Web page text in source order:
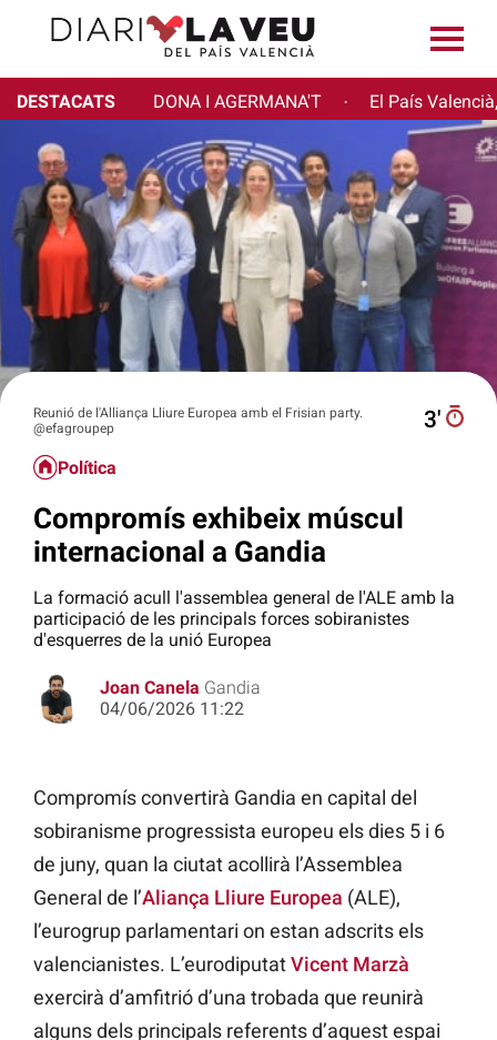
DESTACATS DONA I AGERMANA'T · El País
Reunió de l'Alliança Lliure Europea amb el Frisian party.
@efagroupep
3′
Política
Compromís exhibeix múscul
internacional a Gandia
La formació acull l'assemblea general de l'ALE amb la
participació de les principals forces sobiranistes
d'esquerres de la unió Europea
Joan Canela Gandia
04/06/2026 11:22
Compromís convertirà Gandia en capital del
sobiranisme progressista europeu els dies 5 i 6
de juny, quan la ciutat acollirà l’Assemblea
General de l’Aliança Lliure Europea (ALE),
l’eurogrup parlamentari on estan adscrits els
valencianistes. L’eurodiputatVicent Marzà
exercirà d’amfitrió d’una trobada que reunirà
alguns dels principals referents d’aquest espai